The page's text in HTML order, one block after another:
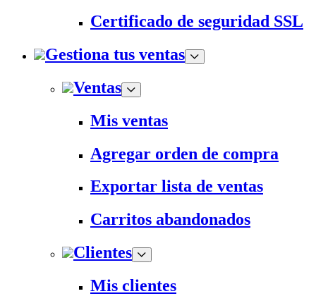
Certificado de seguridad SSL
Gestiona tus ventas
Ventas
Mis ventas
Agregar orden de compra
Exportar lista de ventas
Carritos abandonados
Clientes
Mis clientes